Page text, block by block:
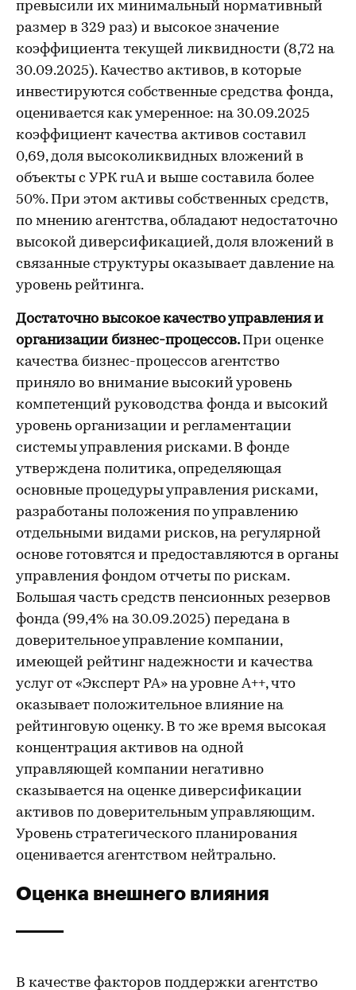
превысили их минимальный нормативный
размер в 329 раз) и высокое значение
коэффициента текущей ликвидности (8,72 на
30.09.2025). Качество активов, в которые
инвестируются собственные средства фонда,
оценивается как умеренное: на 30.09.2025
коэффициент качества активов составил
0,69, доля высоколиквидных вложений в
объекты с УРК ruA и выше составила более
50%. При этом активы собственных средств,
по мнению агентства, обладают недостаточно
высокой диверсификацией, доля вложений в
связанные структуры оказывает давление на
уровень рейтинга.
Достаточно высокое качество управления и
организации бизнес-процессов. При оценке
качества бизнес-процессов агентство
приняло во внимание высокий уровень
компетенций руководства фонда и высокий
уровень организации и регламентации
системы управления рисками. В фонде
утверждена политика, определяющая
основные процедуры управления рисками,
разработаны положения по управлению
отдельными видами рисков, на регулярной
основе готовятся и предоставляются в органы
управления фондом отчеты по рискам.
Большая часть средств пенсионных резервов
фонда (99,4% на 30.09.2025) передана в
доверительное управление компании,
имеющей рейтинг надежности и качества
услуг от «Эксперт РА» на уровне A++, что
оказывает положительное влияние на
рейтинговую оценку. В то же время высокая
концентрация активов на одной
управляющей компании негативно
сказывается на оценке диверсификации
активов по доверительным управляющим.
Уровень стратегического планирования
оценивается агентством нейтрально.
Оценка внешнего влияния
В качестве факторов поддержки агентство